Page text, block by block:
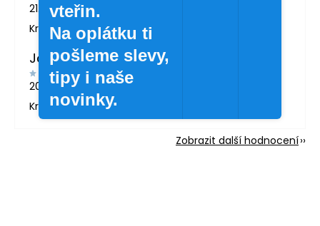
21.5.2026
Krásné zboží
Jana Svatošová
20.4.2026
Krásné lahvičky.
Zobrazit další hodnocení
vteřin.
Na oplátku ti
pošleme slevy,
tipy i naše
novinky.